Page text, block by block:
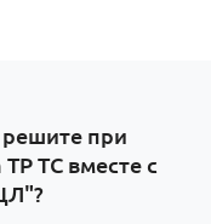
при
ТС вместе с